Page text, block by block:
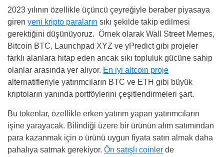
2023 yılının özellikle üçüncü çeyreğiyle beraber piyasaya
giren yeni kripto paraların sıkı şekilde takip edilmesi
gerektiğini düşünüyoruz. Örnek olarak Wall Street Memes,
Bitcoin BTC, Launchpad XYZ ve yPredict gibi projeler
farklı alanlara hitap eden ancak sıkı topluluk gücüne sahip
olanlar arasında yer alıyor. En iyi altcoin proje
alternatifleriyle yatırımcıların BTC ve ETH gibi büyük
kriptoların yanında portföylerini çeşitlendirmeleri şart.
Bu tokenlar, özellikle erken yatırım yapan yatırımcıların
işine yarayacak. Bilindiği üzere bir ürünün alım satımından
para kazanmak için o ürünü uygun fiyata satın almak daha
pahalıya satmak gerekiyor. Ön satışlı coinler de